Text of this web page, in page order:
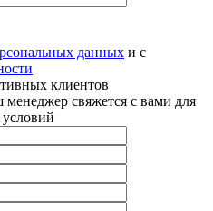
данных и с
клиентов
свяжется с вами для